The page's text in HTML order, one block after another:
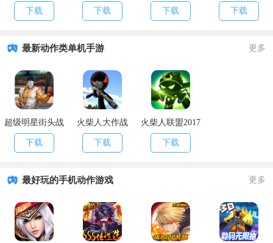
乱斗）
下载
神魔将版）
下载
格斗
下载
版
下载
最新动作类单机手游 更多
超级明星街头战
斗世界
下载
火柴人大作战
下载
火柴人联盟2017
破解版
下载
最好玩的手机动作游戏 更多